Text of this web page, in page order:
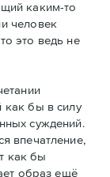
каким-то
человек
это ведь не
как бы в силу
суждений.
впечатление,
как бы
образ ещё